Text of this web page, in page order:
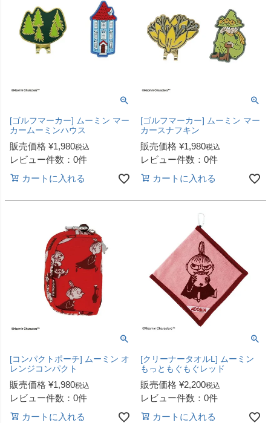
[ゴルフマーカー] ムーミン マー
カームーミンハウス
販売価格 ¥1,980税込
レビュー件数：0件
カートに入れる
[ゴルフマーカー] ムーミン マー
カースナフキン
販売価格 ¥1,980税込
レビュー件数：0件
カートに入れる
[コンパクトポーチ] ムーミン オ
レンジコンパクト
販売価格 ¥1,980税込
レビュー件数：0件
カートに入れる
[クリーナータオルL] ムーミン
もっともぐもぐレッド
販売価格 ¥2,200税込
レビュー件数：0件
カートに入れる